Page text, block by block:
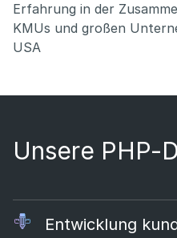
Erfahrung in der
KMUs und großen
USA
Unsere PHP-
Entwicklung